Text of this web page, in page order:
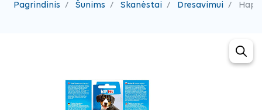
Pagrindinis Šunims Skanėstai Dresavimui